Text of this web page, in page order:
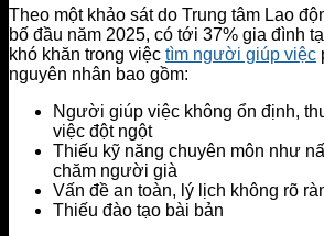
Theo một khảo sát do Trung tâm Lao
bố đầu năm 2025, có tới 37% gia đình
khó khăn trong việc tìm người giúp việc
nguyên nhân bao gồm:
Người giúp việc không ổn định,
việc đột ngột
Thiếu kỹ năng chuyên môn như
chăm người già
Vấn đề an toàn, lý lịch không rõ
Thiếu đào tạo bài bản